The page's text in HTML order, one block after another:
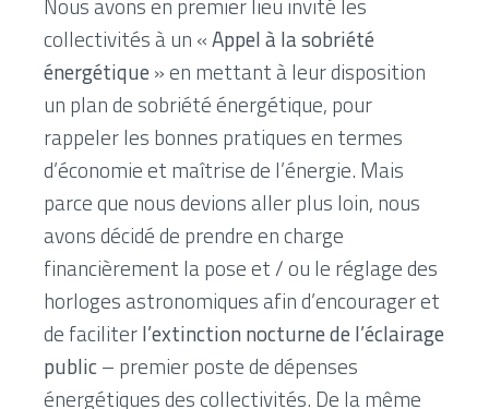
Nous avons en premier lieu invité les
collectivités à un «Appel à la sobriété
énergétique» en mettant à leur disposition
un plan de sobriété énergétique, pour
rappeler les bonnes pratiques en termes
d’économie et maîtrise de l’énergie. Mais
parce que nous devions aller plus loin, nous
avons décidé de prendre en charge
financièrement la pose et / ou le réglage des
horloges astronomiques afin d’encourager et
de faciliterl’extinction nocturne de l’éclairage
public – premier poste de dépenses
énergétiques des collectivités. De la même